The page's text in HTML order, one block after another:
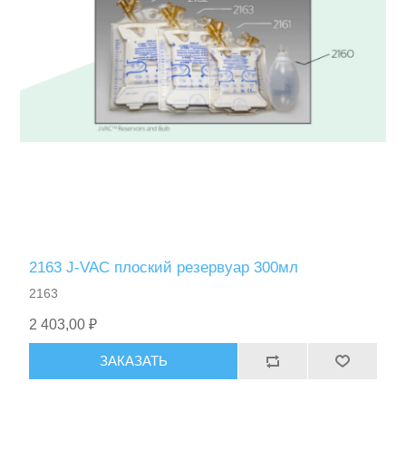
2163 J-VAC плоский резервуар 300мл
2163
2 403,00 ₽
ЗАКАЗАТЬ